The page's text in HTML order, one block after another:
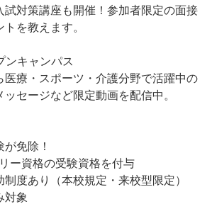
試対策講座も開催！参加者限定の面接
を教えます。
キャンパス
医療・スポーツ・介護分野で活躍中の
セージなど限定動画を配信中。
免除！
ー資格の受験資格を付与
度あり（本校規定・来校型限定）
対象